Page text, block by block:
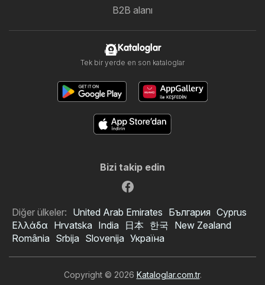
B2B alanı
Kataloglar
Tek bir yerde en son kataloglar
Bizi takip edin
Diğer ülkeler: United Arab Emirates България Cyprus
Ελλάδα Hrvatska India 日本 한국 New Zealand
România Srbija Slovenija Україна
Copyright © 2026 Kataloglar.com.tr.